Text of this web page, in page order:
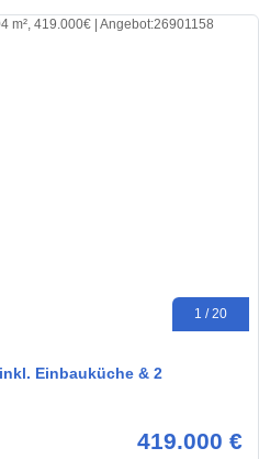
1 / 20
Einbauküche & 2
419.000 €